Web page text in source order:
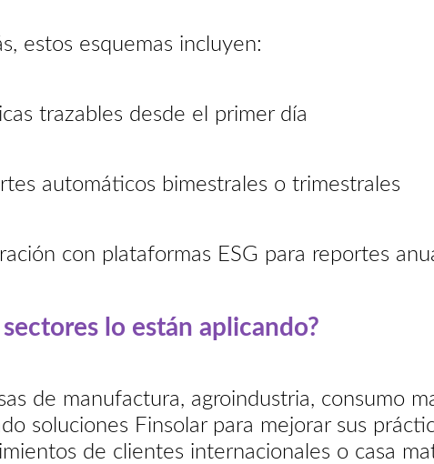
estos esquemas incluyen:
trazables desde el primer día
automáticos bimestrales o trimestrales
con plataformas ESG para reportes
lo están aplicando?
de manufactura, agroindustria, consumo
soluciones Finsolar para mejorar sus
de clientes internacionales o casa